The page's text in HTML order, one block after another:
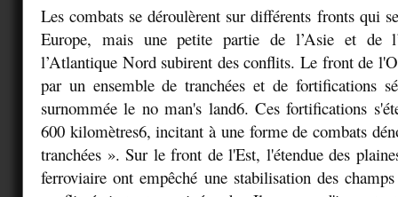
Les combats se déroulèrent sur différents fronts qui
Europe, mais une petite partie de l’Asie et de
l’Atlantique Nord subirent des conflits. Le front de
par un ensemble de tranchées et de fortifications
surnommée le no man's land6. Ces fortifications
600 kilomètres6, incitant à une forme de combats
tranchées ». Sur le front de l'Est, l'étendue des
ferroviaire ont empêché une stabilisation des